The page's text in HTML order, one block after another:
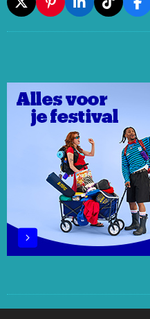
X
P
I
N
E
S
T
L
I
N
I
N
T
I
K
F
A
C
O